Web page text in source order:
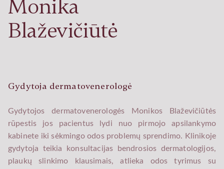
Monika
Blaževičiūtė
Gydytoja dermatovenerologė
Gydytojos dermatovenerologės Monikos Blaževičiūtės
rūpestis jos pacientus lydi nuo pirmojo apsilankymo
kabinete iki sėkmingo odos problemų sprendimo. Klinikoje
gydytoja teikia konsultacijas bendrosios dermatologijos,
plaukų slinkimo klausimais, atlieka odos tyrimus su